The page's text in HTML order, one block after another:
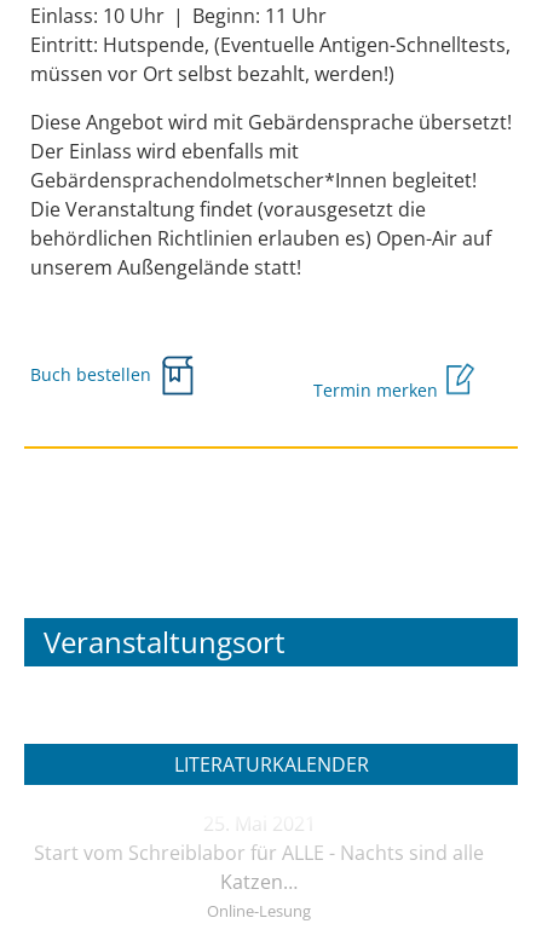
Einlass: 10 Uhr | Beginn: 11 Uhr
Eintritt: Hutspende, (Eventuelle Antigen-Schnelltests,
müssen vor Ort selbst bezahlt, werden!)
Diese Angebot wird mit Gebärdensprache übersetzt!
Der Einlass wird ebenfalls mit
Gebärdensprachendolmetscher*Innen begleitet!
Die Veranstaltung findet (vorausgesetzt die
behördlichen Richtlinien erlauben es) Open-Air auf
unserem Außengelände statt!
Buch bestellen
Termin merken
Veranstaltungsort
LITERATURKALENDER
25. Mai 2021
Start vom Schreiblabor für ALLE - Nachts sind alle
Katzen…
Online-Lesung